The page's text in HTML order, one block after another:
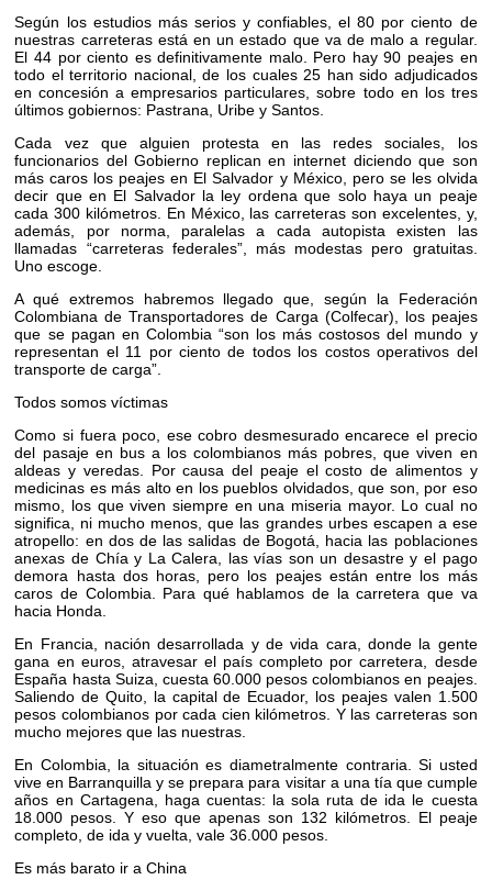
Según los estudios más serios y confiables, el 80 por ciento de
nuestras carreteras está en un estado que va de malo a regular.
El 44 por ciento es definitivamente malo. Pero hay 90 peajes en
todo el territorio nacional, de los cuales 25 han sido adjudicados
en concesión a empresarios particulares, sobre todo en los tres
últimos gobiernos: Pastrana, Uribe y Santos.
Cada vez que alguien protesta en las redes sociales, los
funcionarios del Gobierno replican en internet diciendo que son
más caros los peajes en El Salvador y México, pero se les olvida
decir que en El Salvador la ley ordena que solo haya un peaje
cada 300 kilómetros. En México, las carreteras son excelentes, y,
además, por norma, paralelas a cada autopista existen las
llamadas “carreteras federales”, más modestas pero gratuitas.
Uno escoge.
A qué extremos habremos llegado que, según la Federación
Colombiana de Transportadores de Carga (Colfecar), los peajes
que se pagan en Colombia “son los más costosos del mundo y
representan el 11 por ciento de todos los costos operativos del
transporte de carga”.
Todos somos víctimas
Como si fuera poco, ese cobro desmesurado encarece el precio
del pasaje en bus a los colombianos más pobres, que viven en
aldeas y veredas. Por causa del peaje el costo de alimentos y
medicinas es más alto en los pueblos olvidados, que son, por eso
mismo, los que viven siempre en una miseria mayor. Lo cual no
significa, ni mucho menos, que las grandes urbes escapen a ese
atropello: en dos de las salidas de Bogotá, hacia las poblaciones
anexas de Chía y La Calera, las vías son un desastre y el pago
demora hasta dos horas, pero los peajes están entre los más
caros de Colombia. Para qué hablamos de la carretera que va
hacia Honda.
En Francia, nación desarrollada y de vida cara, donde la gente
gana en euros, atravesar el país completo por carretera, desde
España hasta Suiza, cuesta 60.000 pesos colombianos en peajes.
Saliendo de Quito, la capital de Ecuador, los peajes valen 1.500
pesos colombianos por cada cien kilómetros. Y las carreteras son
mucho mejores que las nuestras.
En Colombia, la situación es diametralmente contraria. Si usted
vive en Barranquilla y se prepara para visitar a una tía que cumple
años en Cartagena, haga cuentas: la sola ruta de ida le cuesta
18.000 pesos. Y eso que apenas son 132 kilómetros. El peaje
completo, de ida y vuelta, vale 36.000 pesos.
Es más barato ir a China